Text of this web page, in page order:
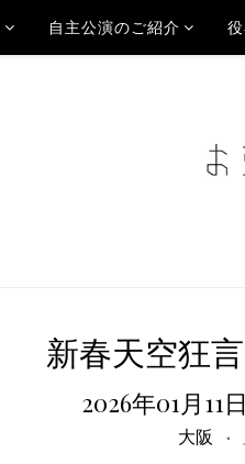
自主公演のご紹介
新春天空狂言
2026年01月11
大阪